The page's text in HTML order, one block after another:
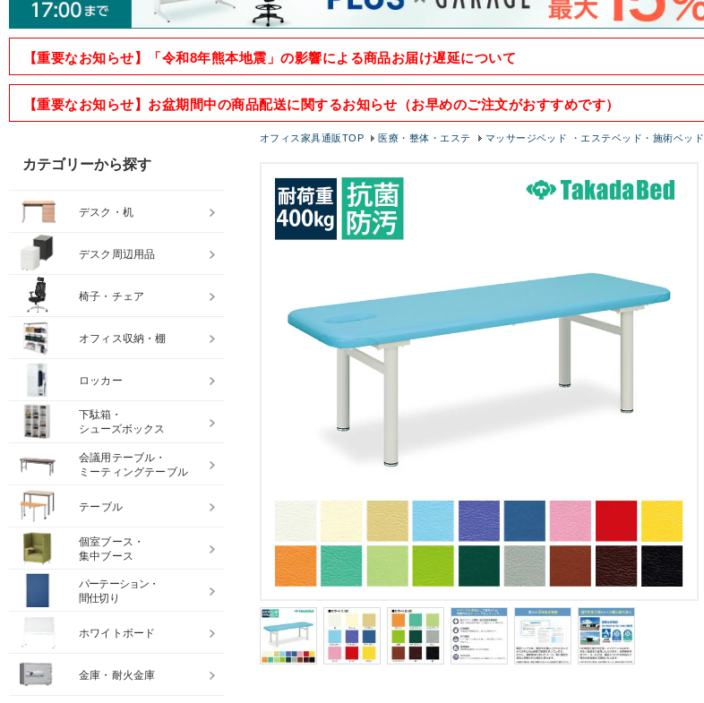
【重要なお知らせ】「令和8年熊本地震」の影響による商品お届け遅延について
【重要なお知らせ】お盆期間中の商品配送に関するお知らせ（お早めのご注文がおすすめです）
オフィス家具通販TOP 医療・整体・エステ マッサージベッド ・エステベッド・施術ベッド
カテゴリーから探す
デスク・机
デスク周辺用品
椅子・チェア
オフィス収納・棚
ロッカー
下駄箱・
シューズボックス
会議用テーブル・
ミーティングテーブル
テーブル
個室ブース・
集中ブース
パーテーション・
間仕切り
ホワイトボード
金庫・耐火金庫